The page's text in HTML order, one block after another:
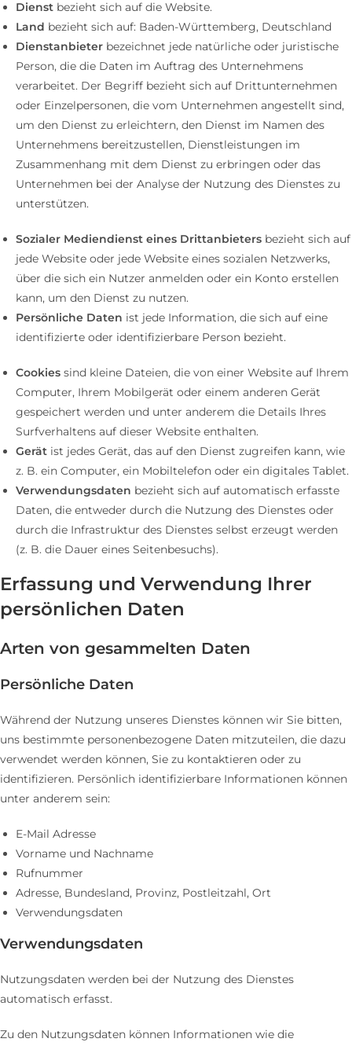
Dienst bezieht sich auf die Website.
Land bezieht sich auf: Baden-Württemberg, Deutschland
Dienstanbieter bezeichnet jede natürliche oder juristische
Person, die die Daten im Auftrag des Unternehmens
verarbeitet. Der Begriff bezieht sich auf Drittunternehmen
oder Einzelpersonen, die vom Unternehmen angestellt sind,
um den Dienst zu erleichtern, den Dienst im Namen des
Unternehmens bereitzustellen, Dienstleistungen im
Zusammenhang mit dem Dienst zu erbringen oder das
Unternehmen bei der Analyse der Nutzung des Dienstes zu
unterstützen.
Sozialer Mediendienst eines Drittanbieters bezieht sich auf
jede Website oder jede Website eines sozialen Netzwerks,
über die sich ein Nutzer anmelden oder ein Konto erstellen
kann, um den Dienst zu nutzen.
Persönliche Daten ist jede Information, die sich auf eine
identifizierte oder identifizierbare Person bezieht.
Cookies sind kleine Dateien, die von einer Website auf Ihrem
Computer, Ihrem Mobilgerät oder einem anderen Gerät
gespeichert werden und unter anderem die Details Ihres
Surfverhaltens auf dieser Website enthalten.
Gerät ist jedes Gerät, das auf den Dienst zugreifen kann, wie
z. B. ein Computer, ein Mobiltelefon oder ein digitales Tablet.
Verwendungsdaten bezieht sich auf automatisch erfasste
Daten, die entweder durch die Nutzung des Dienstes oder
durch die Infrastruktur des Dienstes selbst erzeugt werden
(z. B. die Dauer eines Seitenbesuchs).
Erfassung und Verwendung Ihrer
persönlichen Daten
Arten von gesammelten Daten
Persönliche Daten
Während der Nutzung unseres Dienstes können wir Sie bitten,
uns bestimmte personenbezogene Daten mitzuteilen, die dazu
verwendet werden können, Sie zu kontaktieren oder zu
identifizieren. Persönlich identifizierbare Informationen können
unter anderem sein:
E-Mail Adresse
Vorname und Nachname
Rufnummer
Adresse, Bundesland, Provinz, Postleitzahl, Ort
Verwendungsdaten
Verwendungsdaten
Nutzungsdaten werden bei der Nutzung des Dienstes
automatisch erfasst.
Zu den Nutzungsdaten können Informationen wie die